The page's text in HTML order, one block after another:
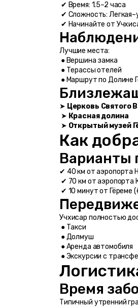
✔ Время: 1.5–2 часа
✔ Сложность:
✔ Начинайте от
Лучшие места:
● Вершина замка
● Терассы отелей
● Маршрут по Долине
➤ Церковь Святого
➤ Красная долина
➤ Открытый музей
Как
Варианты
✔ 40 км от аэропорта
✔ 70 км от аэропорта
✔ 10 минут от Гёреме
Учхисар полностью
● Такси
● Долмуш
● Аренда автомобиля
● Экскурсии с
Время
Типичный утренний